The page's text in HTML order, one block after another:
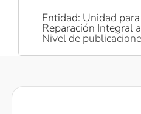
Entidad: Unidad
Reparación Integral
Nivel de